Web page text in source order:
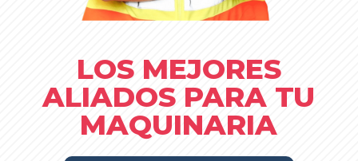
LOS MEJORES
ALIADOS PARA TU
MAQUINARIA